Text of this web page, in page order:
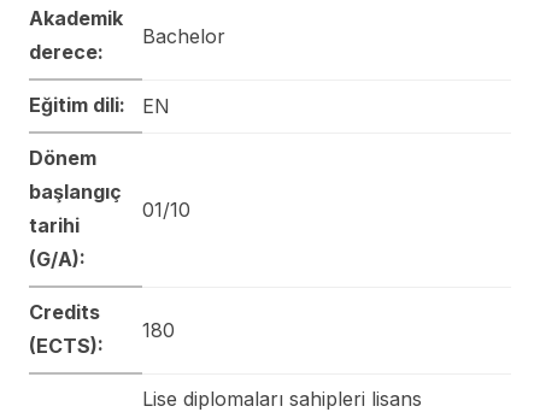
Akademik
derece:
Bachelor
Eğitim dili: EN
Dönem
başlangıç
tarihi
(G/A):
01/10
Credits
(ECTS):
180
Lise diplomaları sahipleri lisans